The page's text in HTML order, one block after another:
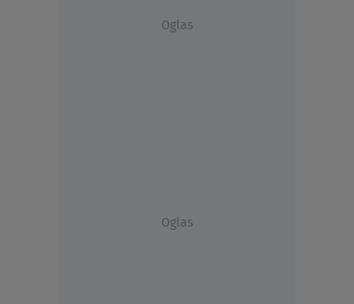
Oglas
Oglas